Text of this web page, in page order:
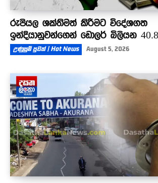
රුපියල ශක්තිමත් කිරීමට විදේශගත
ඉන්දියානුවන්ගෙන් ඩොලර් බිලියන
උණුසුම් පුවත් | Hot News August 5, 2026